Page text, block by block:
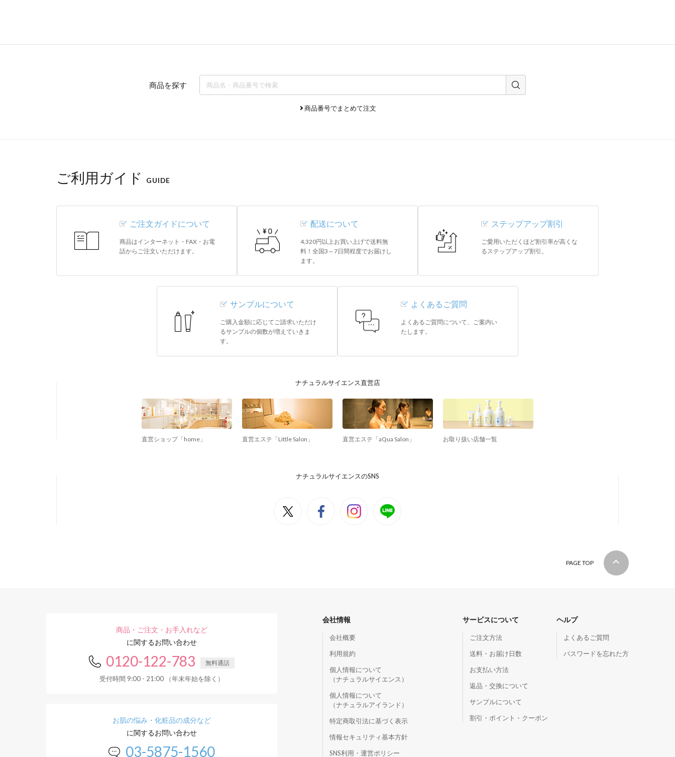
商品を探す
商品番号でまとめて注文
ご利用ガイド GUIDE
ご注文ガイドについて
商品はインターネット・FAX・お電
話からご注文いただけます。
配送について
4,320円以上お買い上げで送料無
料！全国3～7日間程度でお届けし
ます。
ステップアップ割引
ご愛用いただくほど割引率が高くな
るステップアップ割引。
サンプルについて
ご購入金額に応じてご請求いただけ
るサンプルの個数が増えていきま
す。
よくあるご質問
よくあるご質問について、ご案内い
たします。
ナチュラルサイエンス直営店
直営ショップ「home」 直営エステ「Little Salon」 直営エステ「aQua Salon」 お取り扱い店舗一覧
ナチュラルサイエンスのSNS
PAGE TOP
商品・ご注文・お手入れなど
に関するお問い合わせ
0120-122-783 無料通話
受付時間 9:00 - 21:00 （年末年始を除く）
お肌の悩み・化粧品の成分など
に関するお問い合わせ
03-5875-1560
会社情報
会社概要
利用規約
個人情報について
（ナチュラルサイエンス）
個人情報について
（ナチュラルアイランド）
特定商取引法に基づく表示
情報セキュリティ基本方針
SNS利用・運営ポリシー
サービスについて
ご注文方法
送料・お届け日数
お支払い方法
返品・交換について
サンプルについて
割引・ポイント・クーポン
ヘルプ
よくあるご質問
パスワードを忘れた方